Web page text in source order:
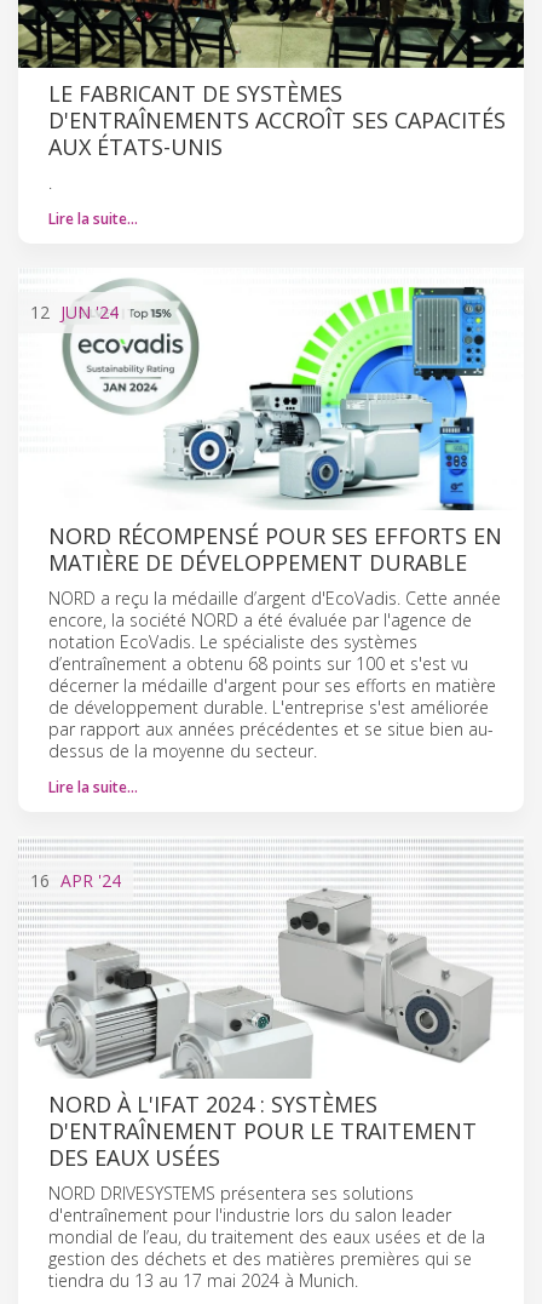
LE FABRICANT DE SYSTÈMES
D'ENTRAÎNEMENTS ACCROÎT SES CAPACITÉS
AUX ÉTATS-UNIS
.
Lire la suite…
12 JUN'24
NORD RÉCOMPENSÉ POUR SES EFFORTS EN
MATIÈRE DE DÉVELOPPEMENT DURABLE
NORD a reçu la médaille d’argent d'EcoVadis. Cette année
encore, la société NORD a été évaluée par l'agence de
notation EcoVadis. Le spécialiste des systèmes
d’entraînement a obtenu 68 points sur 100 et s'est vu
décerner la médaille d'argent pour ses efforts en matière
de développement durable. L'entreprise s'est améliorée
par rapport aux années précédentes et se situe bien au-
dessus de la moyenne du secteur.
Lire la suite…
16 APR '24
NORD À L'IFAT 2024 : SYSTÈMES
D'ENTRAÎNEMENT POUR LE TRAITEMENT
DES EAUX USÉES
NORD DRIVESYSTEMS présentera ses solutions
d'entraînement pour l'industrie lors du salon leader
mondial de l’eau, du traitement des eaux usées et de la
gestion des déchets et des matières premières qui se
tiendra du 13 au 17 mai 2024 à Munich.